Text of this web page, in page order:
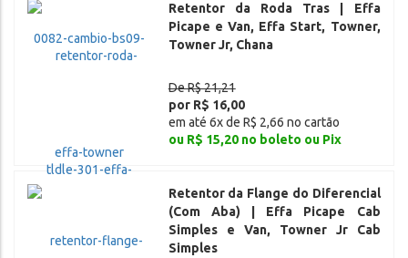
Retentor da Roda Tras | Effa
Picape e Van, Effa Start, Towner,
Towner Jr, Chana
De R$ 21,21
por R$ 16,00
em até 6x de R$ 2,66 no cartão
ou R$ 15,20 no boleto ou Pix
Retentor da Flange do Diferencial
(Com Aba) | Effa Picape Cab
Simples e Van, Towner Jr Cab
Simples